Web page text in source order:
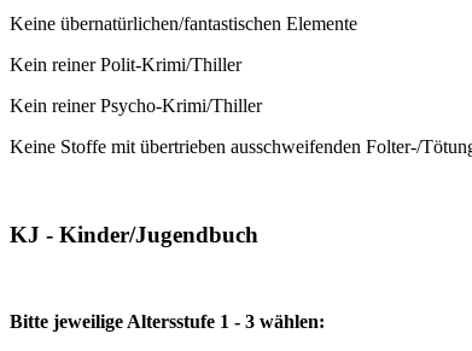
Keine übernatürlichen/fantastischen Elemente
Kein reiner Polit-Krimi/Thiller
Kein reiner Psycho-Krimi/Thiller
Keine Stoffe mit übertrieben ausschweifenden Folter-/
KJ - Kinder/Jugendbuch
Bitte jeweilige Altersstufe 1 - 3 wählen: